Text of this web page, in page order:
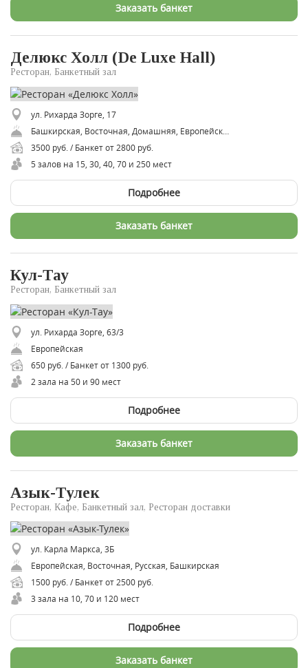
Заказать банкет
Делюкс Холл (De Luxe Hall)
Ресторан, Банкетный зал
ул. Рихарда Зорге, 17
3500 руб. / Банкет от 2800 руб.
5 залов на 15, 30, 40, 70 и 250 мест
Подробнее
Заказать банкет
Кул-Тау
Ресторан, Банкетный зал
ул. Рихарда Зорге, 63/3
Европейская
650 руб. / Банкет от 1300 руб.
2 зала на 50 и 90 мест
Подробнее
Заказать банкет
Азык-Тулек
Ресторан, Кафе, Банкетный зал, Ресторан доставки
ул. Карла Маркса, 3Б
Европейская, Восточная, Русская, Башкирская
1500 руб. / Банкет от 2500 руб.
3 зала на 10, 70 и 120 мест
Подробнее
Заказать банкет